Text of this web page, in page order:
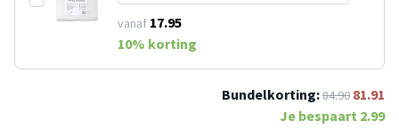
vanaf 17.95
10% korting
Bundelkorting:84.90 81.91
Je bespaart 2.99